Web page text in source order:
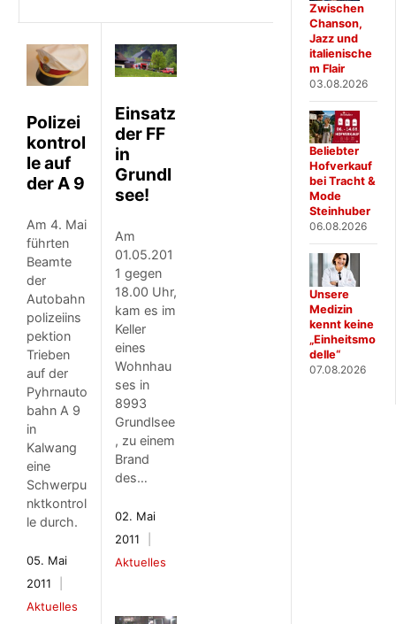
Polizei
kontrol
le auf
der A 9
Am 4. Mai
führten
Beamte
der
Autobahn
polizeiins
pektion
Trieben
auf der
Pyhrnauto
bahn A 9
in
Kalwang
eine
Schwerpu
nktkontrol
le durch.
05. Mai
2011
Aktuelles
Einsatz
der FF
in
Grundl
see!
Am
01.05.201
1 gegen
18.00 Uhr,
kam es im
Keller
eines
Wohnhau
ses in
8993
Grundlsee
, zu einem
Brand
des…
02. Mai
2011
Aktuelles
Zwischen
Chanson,
Jazz und
italienische
m Flair
03.08.2026
Beliebter
Hofverkauf
bei Tracht &
Mode
Steinhuber
06.08.2026
Unsere
Medizin
kennt keine
„Einheitsmo
delle“
07.08.2026